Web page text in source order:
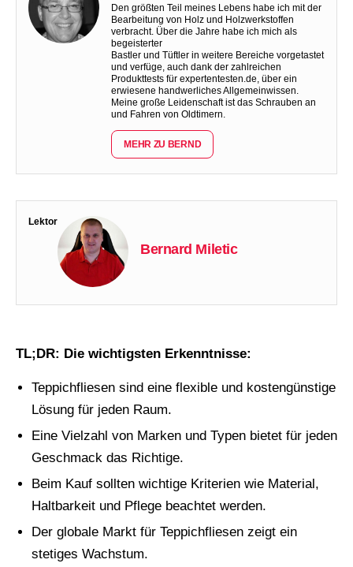
Den größten Teil meines Lebens habe ich mit der
Bearbeitung von Holz und Holzwerkstoffen
verbracht. Über die Jahre habe ich mich als
begeisterter
Bastler und Tüftler in weitere Bereiche vorgetastet
und verfüge, auch dank der zahlreichen
Produkttests für expertentesten.de, über ein
erwiesene handwerliches Allgemeinwissen.
Meine große Leidenschaft ist das Schrauben an
und Fahren von Oldtimern.
MEHR ZU BERND
Lektor
Bernard Miletic
TL;DR: Die wichtigsten Erkenntnisse:
Teppichfliesen sind eine flexible und kostengünstige
Lösung für jeden Raum.
Eine Vielzahl von Marken und Typen bietet für jeden
Geschmack das Richtige.
Beim Kauf sollten wichtige Kriterien wie Material,
Haltbarkeit und Pflege beachtet werden.
Der globale Markt für Teppichfliesen zeigt ein
stetiges Wachstum.